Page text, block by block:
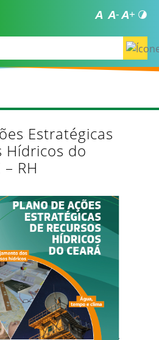
Estratégicas
Hídricos do
RH